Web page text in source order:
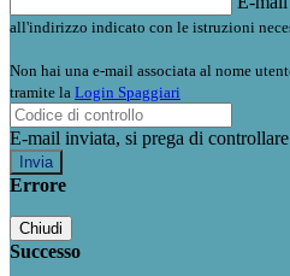
all'indirizzo indicato con le istruzioni
Non hai una e-mail associata al nome
tramite la Login Spaggiari
E-mail inviata, si prega di
Errore
Chiudi
Successo